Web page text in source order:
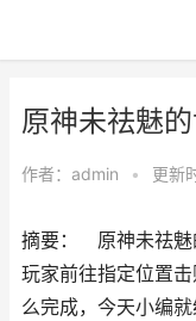
原神未祛魅
作者： admin • 更新
摘要： 原神未祛魅
玩家前往指定位置
么完成，今天小编